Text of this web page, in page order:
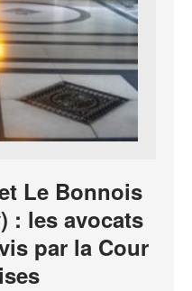
Le Bonnois
: les avocats
par la Cour